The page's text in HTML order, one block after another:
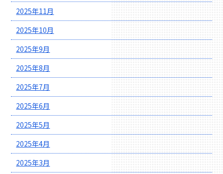
2025年11月
2025年10月
2025年9月
2025年8月
2025年7月
2025年6月
2025年5月
2025年4月
2025年3月